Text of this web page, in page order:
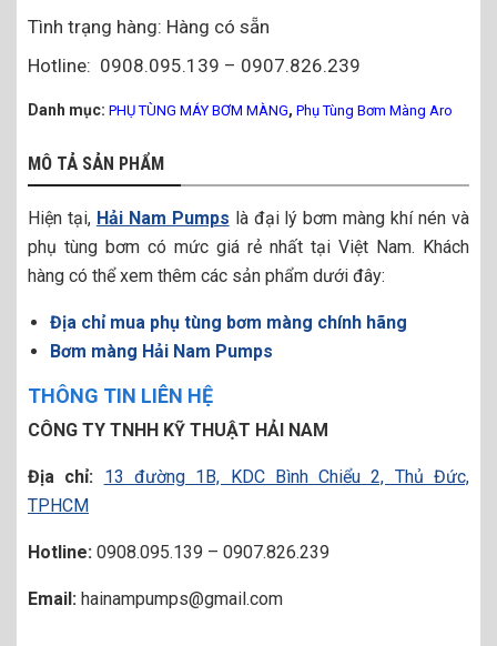
Tình trạng hàng: Hàng có sẵn
Hotline: 0908.095.139 – 0907.826.239
Danh mục: PHỤ TÙNG MÁY BƠM MÀNG, Phụ Tùng Bơm Màng Aro
MÔ TẢ SẢN PHẨM
Hiện tại, Hải Nam Pumps là đại lý bơm màng khí nén và
phụ tùng bơm có mức giá rẻ nhất tại Việt Nam. Khách
hàng có thể xem thêm các sản phẩm dưới đây:
Địa chỉ mua phụ tùng bơm màng chính hãng
Bơm màng Hải Nam Pumps
THÔNG TIN LIÊN HỆ
CÔNG TY TNHH KỸ THUẬT HẢI NAM
Địa chỉ: 13 đường 1B, KDC Bình Chiểu 2, Thủ Đức,
TPHCM
Hotline: 0908.095.139 – 0907.826.239
Email: hainampumps@gmail.com